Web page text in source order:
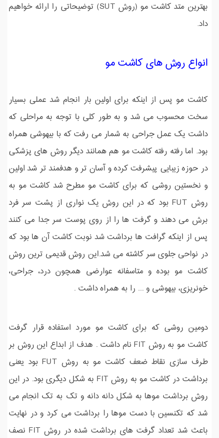
بهترین متد کاشت مو (روش SUT) توضیحاتی را ارائه خواهیم
داد.
انواع روش های کاشت مو
کاشت مو پس از اینکه برای اولین بار انجام شد عملی بسیار
سخت محسوب می شد و به طور کلی با توجه به مراحلی که
داشت یک عمل جراحی به شمار می رفت که با بیهوشی همراه
بود. اما رفته رفته کاشت مو هم همانند دیگر روش های پزشکی
در حوزه زیبایی پیشرفت کرده و آسان تر و هدفمند تر شد اولین
و نخستین روشی که برای کاشت مو مطرح شد کاشت مو به
روش FUT بود که در این روش یک نواری از پشت سر فرد
برش می دهند و گرفت ها را از روی پوست سر جدا می کنند
پس از اینکه گرافت ها برداشت شد نوبت کاشت آن ها بود که
در نواحی جلوی سر کاشته می شد.این روش قدیمی ترین روش
کاشت مو بوده و متاسفانه عوارضی همچون درد، جراحی،
خونریزی، بیهوشی و ... را به همراه داشت .
دومین روشی که برای کاشت مو مورد استفاده قرار گرفت
کاشت مو به روش FIT نام داشت . هدف از ابداع این روش بر
طرف سازی نقاط ضعف کاشت مو به روش FUT بود یعنی
برداشت در کاشت مو به روش FIT به شکل دیگری بود. در این
روش برداشت موها به شکل دانه دانه و تک به تک انجام می
شد که تکنسین با دست موها را برداشت می کرد و در نهایت
باعث شد تعداد گرفت های برداشت شده در روش FIT نصف